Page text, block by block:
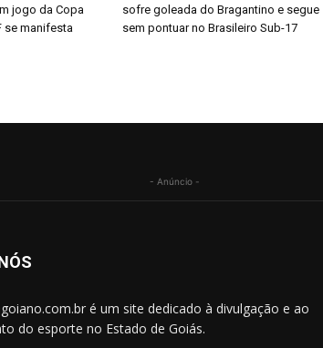
jogo da Copa
se manifesta
sofre goleada do Bragantino e segue
sem pontuar no Brasileiro Sub-17
- Anúncio -
é um site dedicado à divulgação e ao
do esporte no Estado de Goiás.